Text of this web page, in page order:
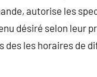
autorise les
désiré selon leur
des les horaires de